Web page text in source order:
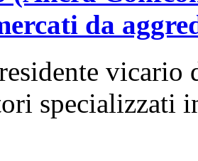
da
vicario
specializzati